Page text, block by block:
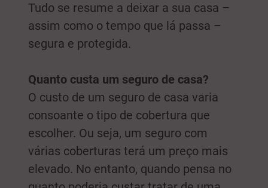
Tudo se resume a deixar a sua casa –
assim como o tempo que lá passa –
segura e protegida.
Quanto custa um seguro de casa?
O custo de um seguro de casa varia
consoante o tipo de cobertura que
escolher. Ou seja, um seguro com
várias coberturas terá um preço mais
elevado. No entanto, quando pensa no